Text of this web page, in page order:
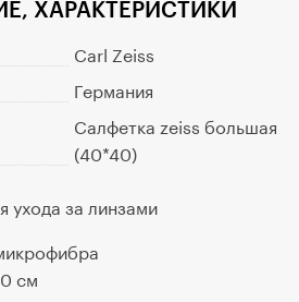
ХАРАКТЕРИСТИКИ
Carl Zeiss
Германия
Салфетка zeiss большая
(40*40)
ухода за линзами
см